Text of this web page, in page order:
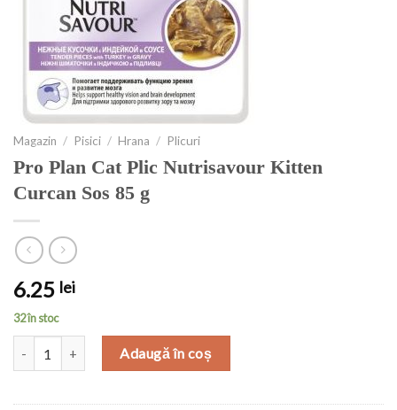
Magazin / Pisici / Hrana / Plicuri
Pro Plan Cat Plic Nutrisavour Kitten
Curcan Sos 85 g
6.25 lei
32 în stoc
Cantitate Pro Plan Cat Plic Nutrisavour Kitten Curcan Sos 85 g
Adaugă în coș